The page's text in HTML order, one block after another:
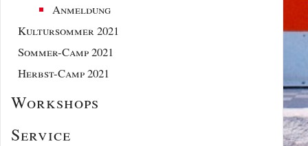
Anmeldung
Kultursommer 2021
Sommer-Camp 2021
Herbst-Camp 2021
Workshops
Service